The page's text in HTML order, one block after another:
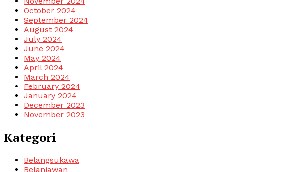
October 2024
September 2024
August 2024
July 2024
June 2024
May 2024
April 2024
March 2024
February 2024
January 2024
December 2023
November 2023
Kategori
Belangsukawa
Belanjawan